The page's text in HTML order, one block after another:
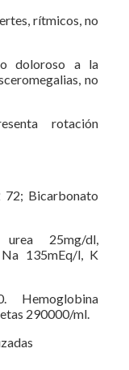
rítmicos, no
doloroso a la
no
rotación
72; Bicarbonato
25mg/dl,
135mEq/l, K
Hemoglobina
290000/ml.